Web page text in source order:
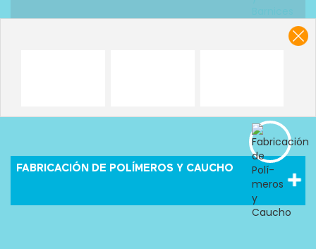
FABRICACIÓN DE POLÍ­MEROS Y CAUCHO